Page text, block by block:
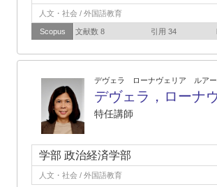
人文・社会 / 外国語教育
Scopus 文献数 8 引用 34
デヴェラ ローナヴェリア ルア
デヴェラ，ローナ
特任講師
学部 政治経済学部
人文・社会 / 外国語教育